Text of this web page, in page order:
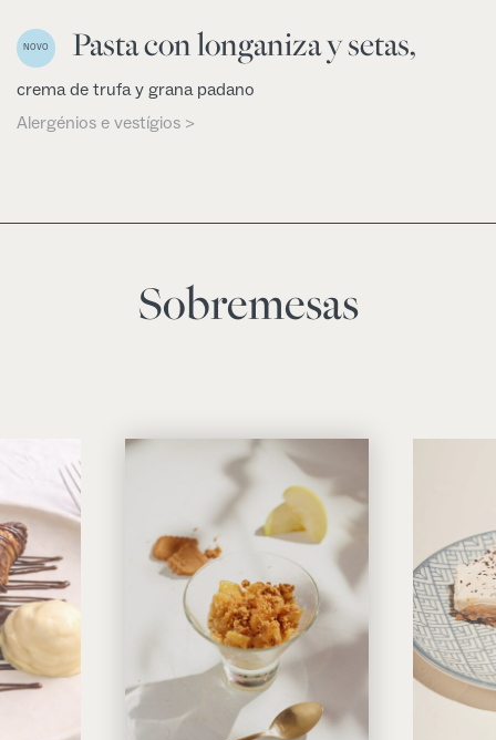
NOVO Pasta con longaniza y setas,
crema de trufa y grana padano
Alergénios e vestígios >
Sobremesas